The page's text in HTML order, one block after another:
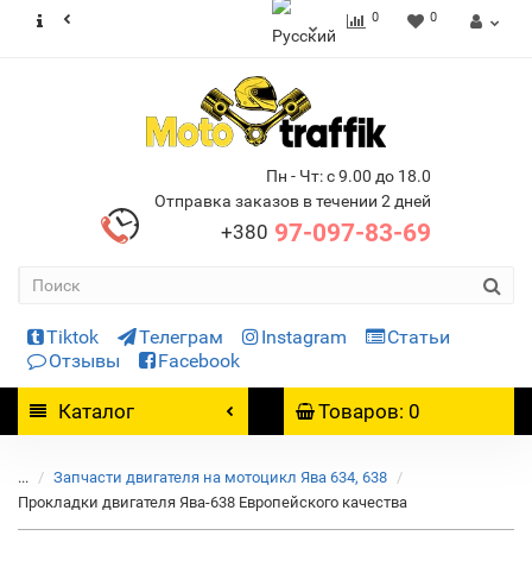
0 0
Пн - Чт: с 9.00 до 18.0
Отправка заказов в течении 2 дней
+380 97-097-83-69
Tiktok Телеграм Instagram
Статьи
Отзывы
Facebook
Каталог Товаров: 0
...
Запчасти двигателя на мотоцикл Ява 634, 638
Прокладки двигателя Ява-638 Европейского качества